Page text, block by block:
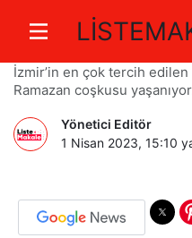
Ramazan
İzmir’in en çok tercih edilen
Ramazan coşkusu
Yönetici Editör
1 Nisan 2023, 15:10